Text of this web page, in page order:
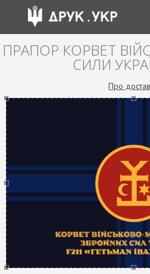
ПРАПОР КОРВЕТ
СИЛИ
Про